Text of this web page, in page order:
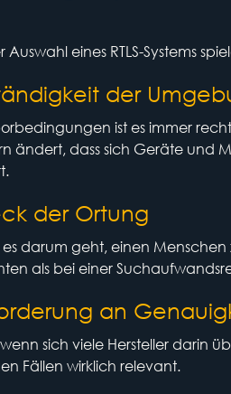
Auswahl eines RTLS-Systems
der
ist es immer
ändert, dass sich Geräte und
der Ortung
darum geht, einen
als bei einer
an
sich viele Hersteller darin
Fällen wirklich relevant.